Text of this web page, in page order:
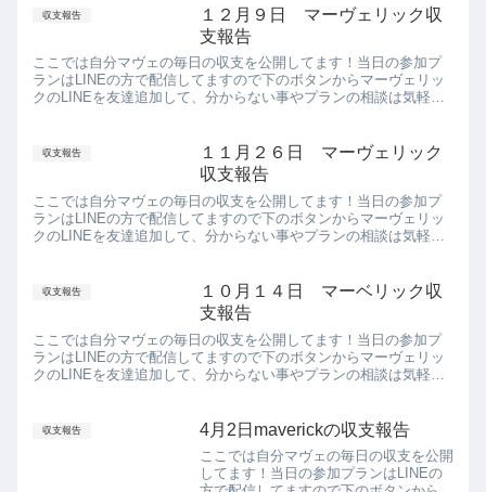
収支報告
１２月９日 マーヴェリック収
支報告
ここでは自分マヴェの毎日の収支を公開してます！当日の参加プ
ランはLINEの方で配信してますので下のボタンからマーヴェリッ
クのLINEを友達追加して、分からない事やプランの相談は気軽に
収支報告
１１月２６日 マーヴェリック
収支報告
ここでは自分マヴェの毎日の収支を公開してます！当日の参加プ
ランはLINEの方で配信してますので下のボタンからマーヴェリッ
クのLINEを友達追加して、分からない事やプランの相談は気軽に
収支報告
１０月１４日 マーベリック収
支報告
ここでは自分マヴェの毎日の収支を公開してます！当日の参加プ
ランはLINEの方で配信してますので下のボタンからマーヴェリッ
クのLINEを友達追加して、分からない事やプランの相談は気軽に
収支報告 4月2日maverickの収支報告
ここでは自分マヴェの毎日の収支を公開
してます！当日の参加プランはLINEの